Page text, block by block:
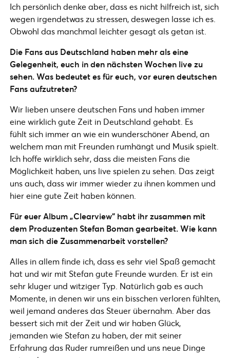
Ich persönlich denke aber, dass es nicht hilfreich ist, sich
wegen irgendetwas zu stressen, deswegen lasse ich es.
Obwohl das manchmal leichter gesagt als getan ist.
Die Fans aus Deutschland haben mehr als eine
Gelegenheit, euch in den nächsten Wochen live zu
sehen. Was bedeutet es für euch, vor euren deutschen
Fans aufzutreten?
Wir lieben unsere deutschen Fans und haben immer
eine wirklich gute Zeit in Deutschland gehabt. Es
fühlt sich immer an wie ein wunderschöner Abend, an
welchem man mit Freunden rumhängt und Musik spielt.
Ich hoffe wirklich sehr, dass die meisten Fans die
Möglichkeit haben, uns live spielen zu sehen. Das zeigt
uns auch, dass wir immer wieder zu ihnen kommen und
hier eine gute Zeit haben können.
Für euer Album „Clearview“ habt ihr zusammen mit
dem Produzenten Stefan Boman gearbeitet. Wie kann
man sich die Zusammenarbeit vorstellen?
Alles in allem finde ich, dass es sehr viel Spaß gemacht
hat und wir mit Stefan gute Freunde wurden. Er ist ein
sehr kluger und witziger Typ. Natürlich gab es auch
Momente, in denen wir uns ein bisschen verloren fühlten,
weil jemand anderes das Steuer übernahm. Aber das
bessert sich mit der Zeit und wir haben Glück,
jemanden wie Stefan zu haben, der mit seiner
Erfahrung das Ruder rumreißen und uns neue Dinge